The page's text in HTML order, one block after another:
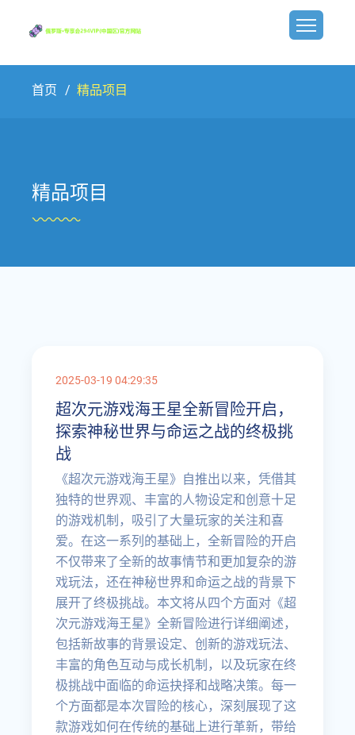
首页 精品项目
精品项目
2025-03-19 04:29:35
超次元游戏海王星全新冒险开启，
探索神秘世界与命运之战的终极挑
战
《超次元游戏海王星》自推出以来，凭借其
独特的世界观、丰富的人物设定和创意十足
的游戏机制，吸引了大量玩家的关注和喜
爱。在这一系列的基础上，全新冒险的开启
不仅带来了全新的故事情节和更加复杂的游
戏玩法，还在神秘世界和命运之战的背景下
展开了终极挑战。本文将从四个方面对《超
次元游戏海王星》全新冒险进行详细阐述，
包括新故事的背景设定、创新的游戏玩法、
丰富的角色互动与成长机制，以及玩家在终
极挑战中面临的命运抉择和战略决策。每一
个方面都是本次冒险的核心，深刻展现了这
款游戏如何在传统的基础上进行革新，带给